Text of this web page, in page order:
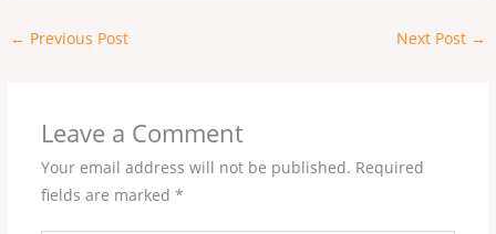
← Previous Post Next Post →
Leave a Comment
Your email address will not be published. Required
fields are marked *